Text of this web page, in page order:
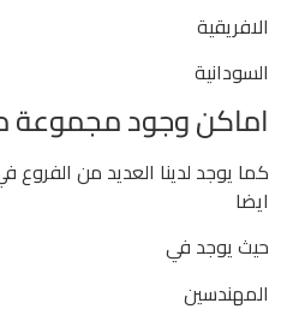
الافريقية
السودانية
اماكن وجود
كما يوجد لدينا العديد من
ايضا
حيث يوجد في
المهندسين